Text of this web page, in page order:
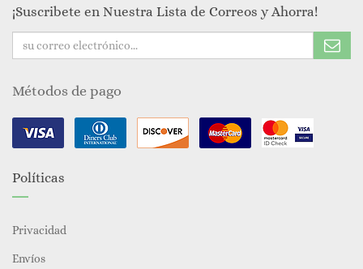
¡Suscribete en Nuestra Lista de Correos y Ahorra!
Métodos de pago
Políticas
Privacidad
Envíos